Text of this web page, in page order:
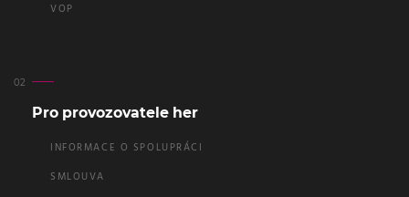
VOP
Pro provozovatele her
INFORMACE O SPOLUPRÁCI
SMLOUVA